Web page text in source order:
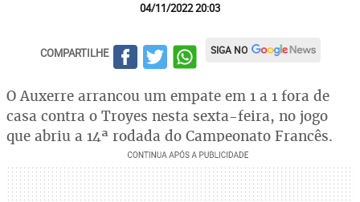
04/11/2022 20:03
COMPARTILHE SIGA NO
O Auxerre arrancou um empate em 1 a 1 fora de
casa contra o Troyes nesta sexta-feira, no jogo
que abriu a 14ª rodada do Campeonato Francês.